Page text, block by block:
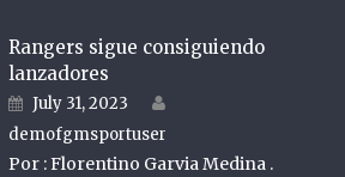
Rangers sigue consiguiendo
lanzadores
Posted on
July 31, 2023
demofgmsportuser
Por : Florentino Garvia Medina .